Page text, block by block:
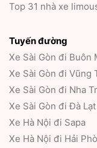
Top 31 nhà xe
Tuyến đường
Xe Sài Gòn đi Buôn
Xe Sài Gòn đi Vũng
Xe Sài Gòn đi Nha
Xe Sài Gòn đi Đà Lạt
Xe Hà Nội đi Sapa
Xe Hà Nội đi Hải